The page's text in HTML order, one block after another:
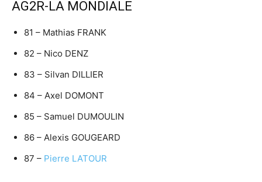
AG2R-LA MONDIALE
81 – Mathias FRANK
82 – Nico DENZ
83 – Silvan DILLIER
84 – Axel DOMONT
85 – Samuel DUMOULIN
86 – Alexis GOUGEARD
87 – Pierre LATOUR